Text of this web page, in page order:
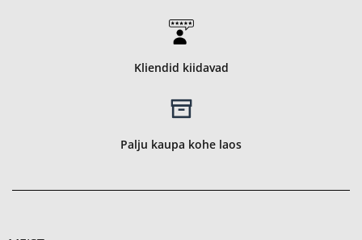
Kliendid kiidavad
Palju kaupa kohe laos